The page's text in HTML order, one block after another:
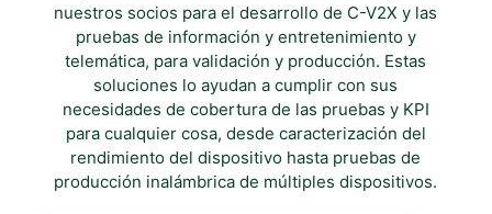
nuestros socios para el desarrollo de C-V2X y las
pruebas de información y entretenimiento y
telemática, para validación y producción. Estas
soluciones lo ayudan a cumplir con sus
necesidades de cobertura de las pruebas y KPI
para cualquier cosa, desde caracterización del
rendimiento del dispositivo hasta pruebas de
producción inalámbrica de múltiples dispositivos.